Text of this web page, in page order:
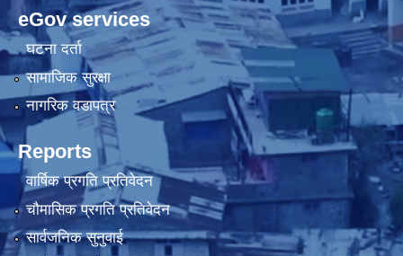
eGov services
घटना दर्ता
सामाजिक सुरक्षा
नागरिक वडापत्र
Reports
वार्षिक प्रगति प्रतिवेदन
चौमासिक प्रगति प्रतिवेदन
सार्वजनिक सुनुवाई